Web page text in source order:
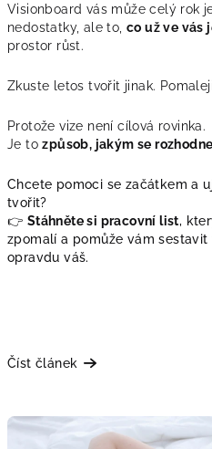
Visionboard vás může celý rok
nedostatky, ale to,co už ve vás
prostor růst.
Zkuste letos tvořit jinak.
Protože vize není cílová rovinka.
Je tozpůsob, jakým se
Chcete pomoci se začátkem a
tvořit?
👉 Stáhněte si pracovní list,
zpomalí a pomůže vám
opravdu váš.
Číst článek